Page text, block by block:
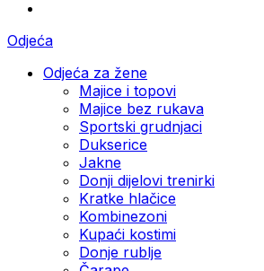
Odjeća
Odjeća za žene
Majice i topovi
Majice bez rukava
Sportski grudnjaci
Dukserice
Jakne
Donji dijelovi trenirki
Kratke hlačice
Kombinezoni
Kupaći kostimi
Donje rublje